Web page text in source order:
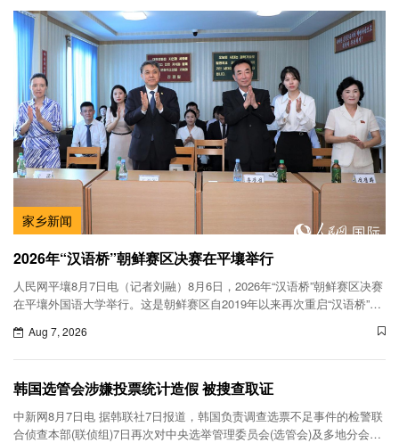
家乡新闻
2026年“汉语桥”朝鲜赛区决赛在平壤举行
人民网平壤8月7日电（记者刘融）8月6日，2026年“汉语桥”朝鲜赛区决赛
在平壤外国语大学举行。这是朝鲜赛区自2019年以来再次重启“汉语桥”比
Aug 7, 2026
韩国选管会涉嫌投票统计造假 被搜查取证
中新网8月7日电 据韩联社7日报道，韩国负责调查选票不足事件的检警联
合侦查本部(联侦组)7日再次对中央选举管理委员会(选管会)及多地分会进